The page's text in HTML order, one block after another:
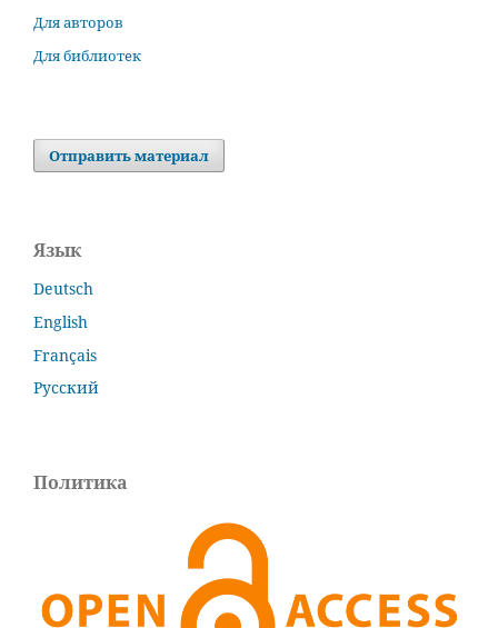
Для авторов
Для библиотек
Отправить материал
Язык
Deutsch
English
Français
Русский
Политика